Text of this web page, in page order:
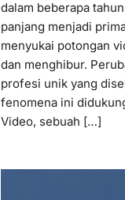
dalam beberapa
panjang menjadi
menyukai potongan
dan menghibur.
profesi unik yang
fenomena ini
Video, sebuah […]